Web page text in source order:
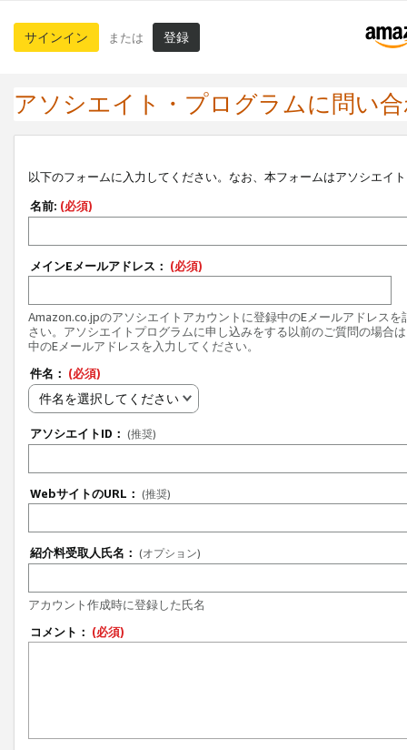
サインイン または 登録
アソシエイト・プログラムに問い
以下のフォームに入力してください。なお、本フォームはアソシエイ
名前: (必須)
メインEメールアドレス： (必須)
Amazon.co.jpのアソシエイトアカウントに登録中のEメールアドレスを
さい。アソシエイトプログラムに申し込みをする以前のご質問の場合
中のEメールアドレスを入力してください。
件名： (必須)
件名を選択してください
アソシエイトID： (推奨)
WebサイトのURL： (推奨)
紹介料受取人氏名： (オプション)
アカウント作成時に登録した氏名
コメント： (必須)